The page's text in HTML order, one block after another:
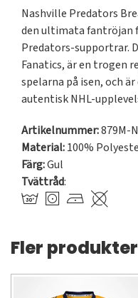
Nashville Predators
den ultimata fantröjan
Predators-supportrar.
Fanatics, är en trogen
spelarna på isen, och
autentisk NHL-
Artikelnummer:879M-
Material:100%
Färg:Gul
Tvättråd:
Fler produkter